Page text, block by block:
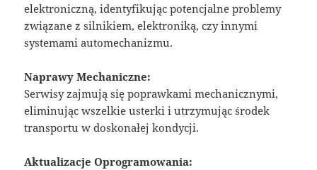
elektroniczną, identyfikując potencjalne problemy
związane z silnikiem, elektroniką, czy innymi
systemami automechanizmu.
Naprawy Mechaniczne:
Serwisy zajmują się poprawkami mechanicznymi,
eliminując wszelkie usterki i utrzymując środek
transportu w doskonałej kondycji.
Aktualizacje Oprogramowania: